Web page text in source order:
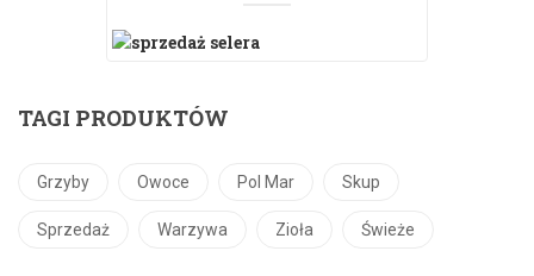
TAGI PRODUKTÓW
Grzyby Owoce Pol Mar Skup
Sprzedaż Warzywa Zioła Świeże